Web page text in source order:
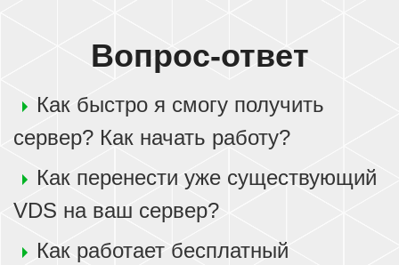
Вопрос-ответ
Как быстро я смогу получить
сервер? Как начать работу?
Как перенести уже существующий
VDS на ваш сервер?
Как работает бесплатный